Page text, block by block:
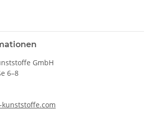
GmbH
6–8